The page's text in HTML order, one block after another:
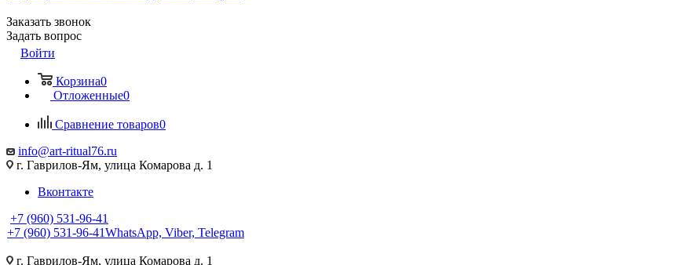
Заказать звонок
Задать вопрос
Войти
Корзина0
Отложенные0
Сравнение товаров0
info@art-ritual76.ru
г. Гаврилов-Ям, улица Комарова д. 1
Вконтакте
+7 (960) 531-96-41
+7 (960) 531-96-41WhatsApp, Viber, Telegram
г. Гаврилов-Ям, улица Комарова д. 1